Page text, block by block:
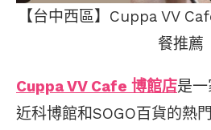
【台中西區】Cuppa VV
餐推薦
Cuppa VV Cafe 博館店是一
近科博館和SOGO百貨的熱